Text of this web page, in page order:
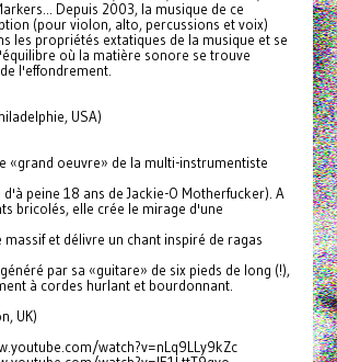
Depuis 2003, la musique de ce
(pour violon, alto, percussions et voix)
les propriétés extatiques de la musique et se
où la matière sonore se trouve
l'effondrement.
USA)
«grand oeuvre» de la multi-instrumentiste
peine 18 ans de Jackie-O Motherfucker). A
bricolés, elle crée le mirage d'une
et délivre un chant inspiré de ragas
par sa «guitare» de six pieds de long (!),
à cordes hurlant et bourdonnant.
UK)
watch?v=nLq9LLy9kZc